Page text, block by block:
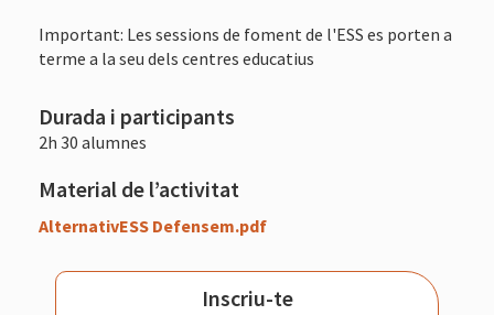
Important: Les sessions de foment de l'ESS es porten a
terme a la seu dels centres educatius
Durada i participants
2h 30 alumnes
Material de l’activitat
AlternativESS Defensem.pdf
Inscriu-te